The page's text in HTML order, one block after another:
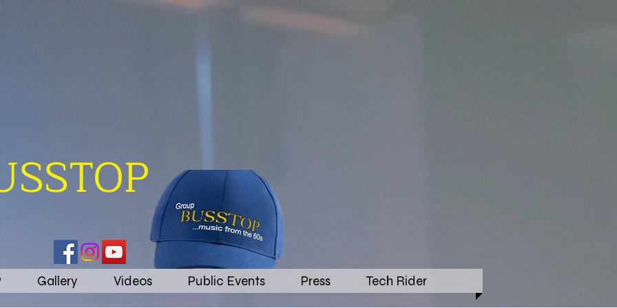
Gallery Videos Public Events Press Tech Rider